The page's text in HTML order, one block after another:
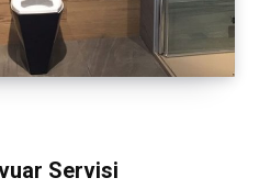
Servisi